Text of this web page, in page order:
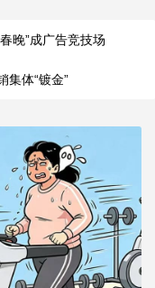
晚”成广告竞技场
集体“镀金”